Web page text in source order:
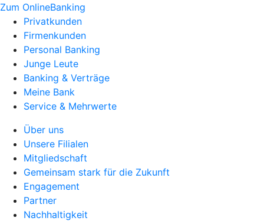
Zum OnlineBanking
Privatkunden
Firmenkunden
Personal Banking
Junge Leute
Banking & Verträge
Meine Bank
Service & Mehrwerte
Über uns
Unsere Filialen
Mitgliedschaft
Gemeinsam stark für die Zukunft
Engagement
Partner
Nachhaltigkeit